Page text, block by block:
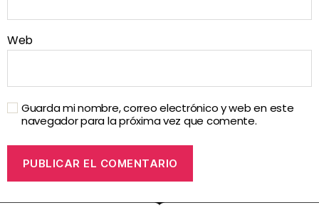
Web
Guarda mi nombre, correo electrónico y web en este
navegador para la próxima vez que comente.